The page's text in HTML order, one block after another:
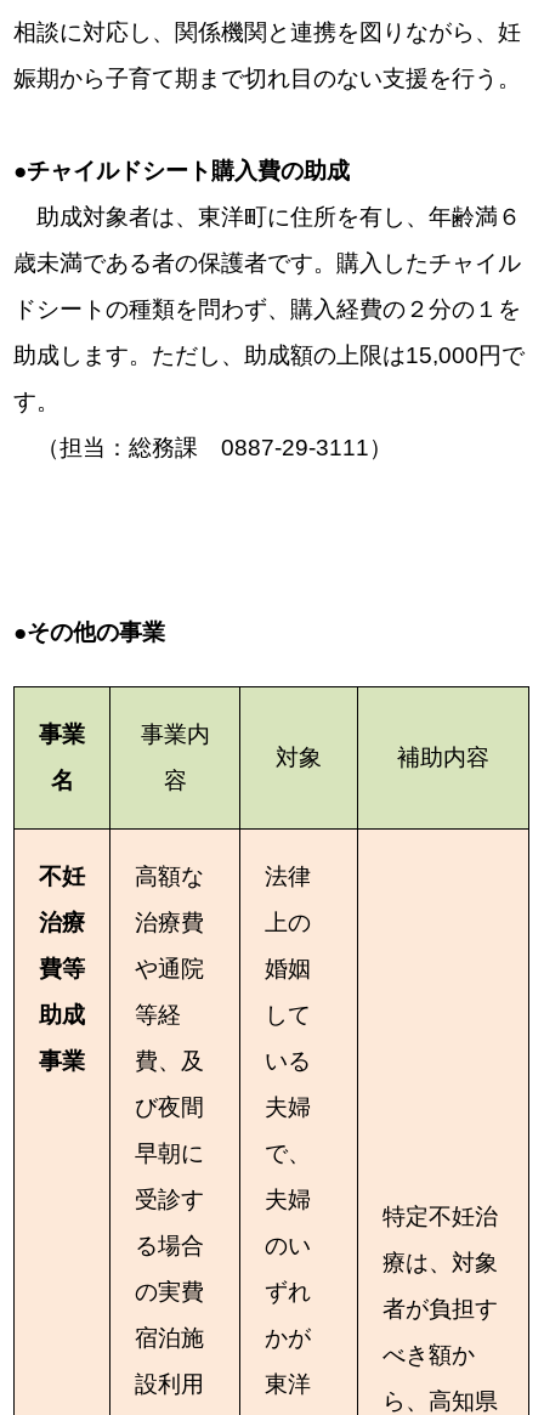
相談に対応し、関係機関と連携を図りながら、妊
娠期から子育て期まで切れ目のない支援を行う。
●チャイルドシート購入費の助成
助成対象者は、東洋町に住所を有し、年齢満６
歳未満である者の保護者です。購入したチャイル
ドシートの種類を問わず、購入経費の２分の１を
助成します。ただし、助成額の上限は15,000円で
す。
（担当：総務課 0887-29-3111）
●その他の事業
事業
名
事業内
容
対象 補助内容
不妊
治療
費等
助成
事業
高額な
治療費
や通院
等経
費、及
び夜間
早朝に
受診す
る場合
の実費
宿泊施
設利用
法律
上の
婚姻
して
いる
夫婦
で、
夫婦
のい
ずれ
かが
東洋
特定不妊治
療は、対象
者が負担す
べき額か
ら、高知県